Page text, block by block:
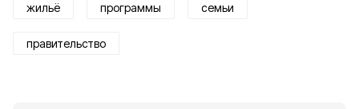
жильё программы семьи
правительство